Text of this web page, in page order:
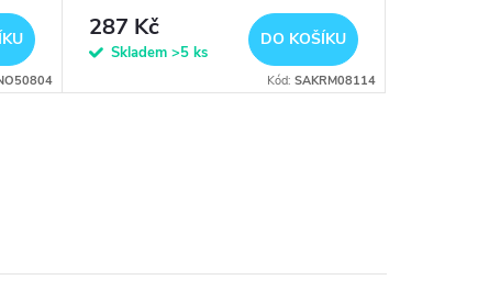
287 Kč
Skladem >5 ks
DO KOŠÍKU
Kód: SAKRM08114